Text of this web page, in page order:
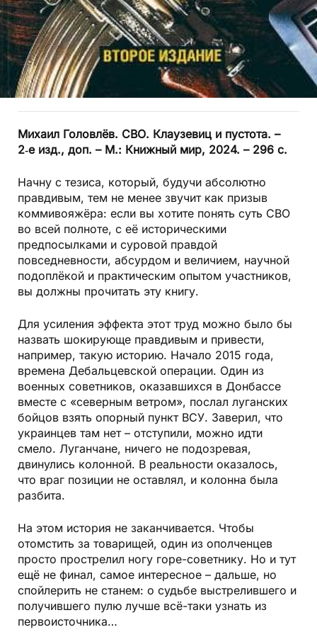
Михаил Головлёв. СВО. Клаузевиц и пустота. –
2‑е изд., доп. – М.: Книжный мир, 2024. – 296 с.
Начну с тезиса, который, будучи абсолютно
правдивым, тем не менее звучит как призыв
коммивояжёра: если вы хотите понять суть СВО
во всей полноте, с её историческими
предпосылками и суровой правдой
повседневности, абсурдом и величием, научной
подоплёкой и практическим опытом участников,
вы должны прочитать эту книгу.
Для усиления эффекта этот труд можно было бы
назвать шокирующе правдивым и привести,
например, такую историю. Начало 2015 года,
времена Дебальцевской операции. Один из
военных советников, оказавшихся в Донбассе
вместе с «северным ветром», послал луганских
бойцов взять опорный пункт ВСУ. Заверил, что
украинцев там нет – отступили, можно идти
смело. Луганчане, ничего не подозревая,
двинулись колонной. В реальности оказалось,
что враг позиции не оставлял, и колонна была
разбита.
На этом история не заканчивается. Чтобы
отомстить за товарищей, один из ополченцев
просто прострелил ногу горе-советнику. Но и тут
ещё не финал, самое интересное – дальше, но
спойлерить не станем: о судьбе выстрелившего и
получившего пулю лучше всё-таки узнать из
первоисточника…